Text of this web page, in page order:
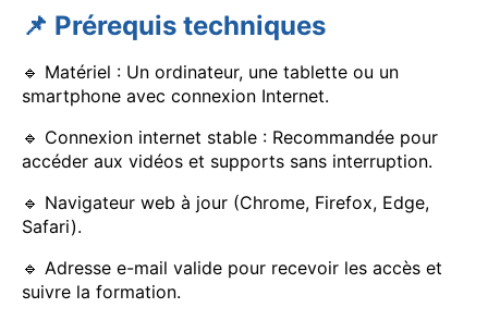
📌 Prérequis techniques
🔹 Matériel : Un ordinateur, une tablette ou un
smartphone avec connexion Internet.
🔹 Connexion internet stable : Recommandée pour
accéder aux vidéos et supports sans interruption.
🔹 Navigateur web à jour (Chrome, Firefox, Edge,
Safari).
🔹 Adresse e-mail valide pour recevoir les accès et
suivre la formation.